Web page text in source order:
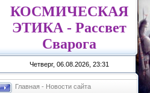
КОСМИЧЕСКАЯ
ЭТИКА - Рассвет
Сварога
Четверг, 06.08.2026, 23:31
Главная - Новости сайта